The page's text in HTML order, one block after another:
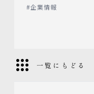
#企業情報
一覧にもどる